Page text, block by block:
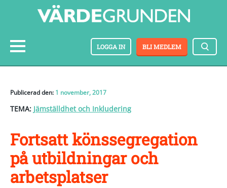
BLI MEDLEM
LOGGA IN
Publicerad den: 1 november, 2017
TEMA: Jämställdhet och Inkludering
Fortsatt könssegregation
på utbildningar och
arbetsplatser